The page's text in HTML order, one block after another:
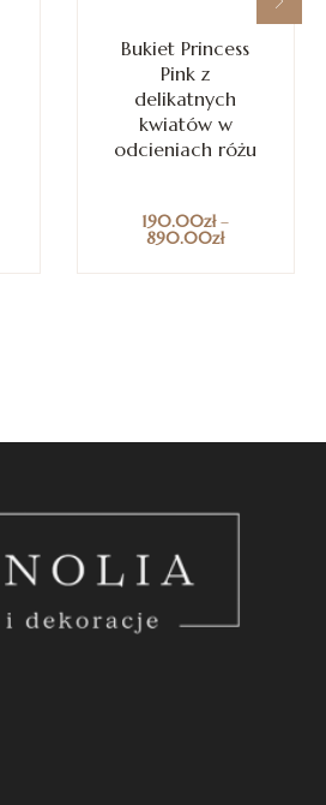
Bukiet Princess
Pink z
delikatnych
kwiatów w
odcieniach różu
190.00zł–
890.00zł